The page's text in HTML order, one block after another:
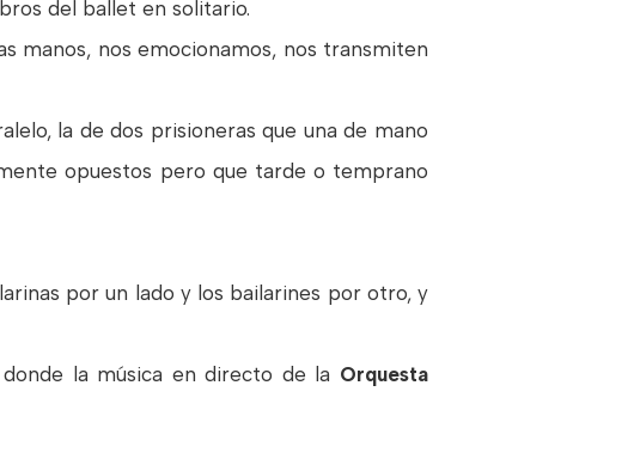
del ballet en solitario.
manos, nos emocionamos, nos transmiten
la de dos prisioneras que una de mano
opuestos pero que tarde o temprano
por un lado y los bailarines por otro, y
la música en directo de la Orquesta